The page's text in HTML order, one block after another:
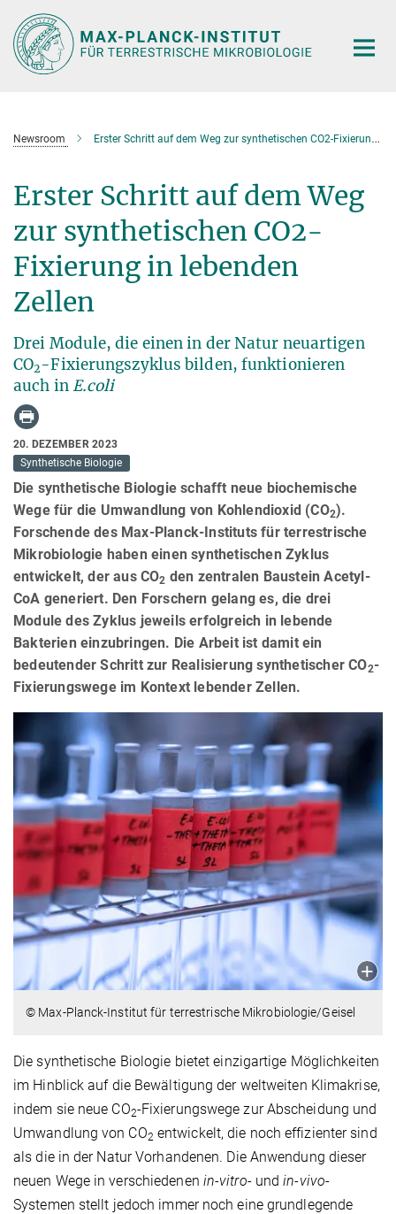
Hauptinhalt
Newsroom Erster Schritt auf dem Weg zur synthetischen CO2-Fixierung in lebenden Zellen
Erster Schritt auf dem Weg
zur synthetischen CO2-
Fixierung in lebenden
Zellen
Drei Module, die einen in der Natur neuartigen
CO2-Fixierungszyklus bilden, funktionieren
auch inE.coli
20. DEZEMBER 2023
Synthetische Biologie
Die synthetische Biologie schafft neue biochemische
Wege für die Umwandlung von Kohlendioxid (CO2).
Forschende des Max-Planck-Instituts für terrestrische
Mikrobiologie haben einen synthetischen Zyklus
entwickelt, der aus CO2 den zentralen Baustein Acetyl-
CoA generiert. Den Forschern gelang es, die drei
Module des Zyklus jeweils erfolgreich in lebende
Bakterien einzubringen. Die Arbeit ist damit ein
bedeutender Schritt zur Realisierung synthetischer CO2-
Fixierungswege im Kontext lebender Zellen.
© Max-Planck-Institut für terrestrische Mikrobiologie/Geisel
Die synthetische Biologie bietet einzigartige Möglichkeiten
im Hinblick auf die Bewältigung der weltweiten Klimakrise,
indem sie neue CO2-Fixierungswege zur Abscheidung und
Umwandlung von CO2 entwickelt, die noch effizienter sind
als die in der Natur Vorhandenen. Die Anwendung dieser
neuen Wege in verschiedenen in-vitro- undin-vivo-
Systemen stellt jedoch immer noch eine grundlegende